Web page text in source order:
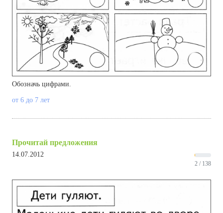
Обозначь цифрами.
от 6 до 7 лет
Прочитай предложения
14.07.2012
2 / 138